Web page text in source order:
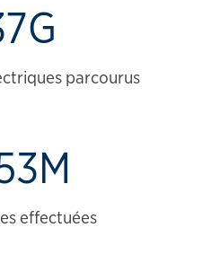
parcourus
effectuées